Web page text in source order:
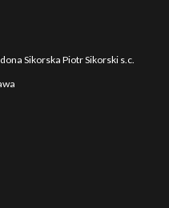
Sikorska Piotr Sikorski s.c.